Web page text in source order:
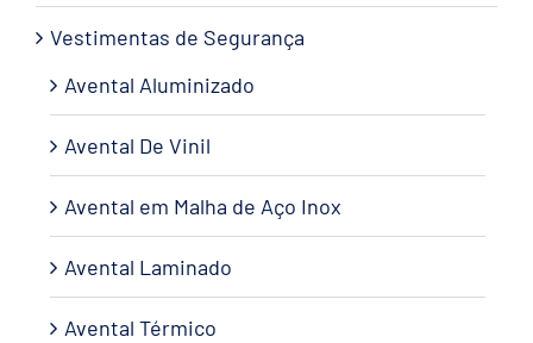
Vestimentas de Segurança
Avental Aluminizado
Avental De Vinil
Avental em Malha de Aço Inox
Avental Laminado
Avental Térmico